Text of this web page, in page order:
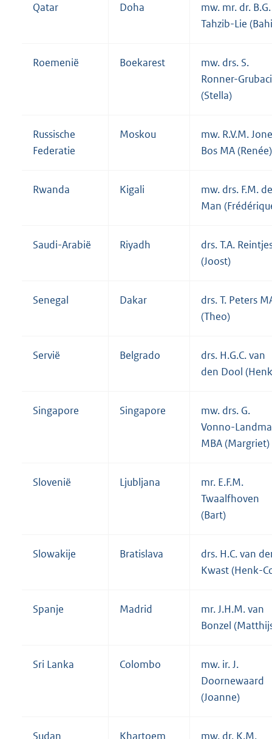
Qatar Doha
mw. mr. dr. B.G.
Tahzib-Lie
Roemenië Boekarest
mw. drs. S.
Ronner-
(Stella)
Russische
Federatie
Moskou
mw. R.V.M.
Bos MA (Renée)
Rwanda Kigali
mw. drs. F.M. de
Man
Saudi-Arabië Riyadh
drs. T.A.
(Joost)
Senegal Dakar
drs. T. Peters
(Theo)
Servië Belgrado
drs. H.G.C. van
den Dool
Singapore Singapore
mw. drs. G.
Vonno-
MBA (Margriet)
Slovenië Ljubljana
mr. E.F.M.
Twaalfhoven
(Bart)
Slowakije Bratislava
drs. H.C. van
Kwast (Henk-
Spanje Madrid
mr. J.H.M. van
Bonzel
Sri Lanka Colombo
mw. ir. J.
Doornewaard
(Joanne)
Sudan Khartoem mw. dr. K.M.